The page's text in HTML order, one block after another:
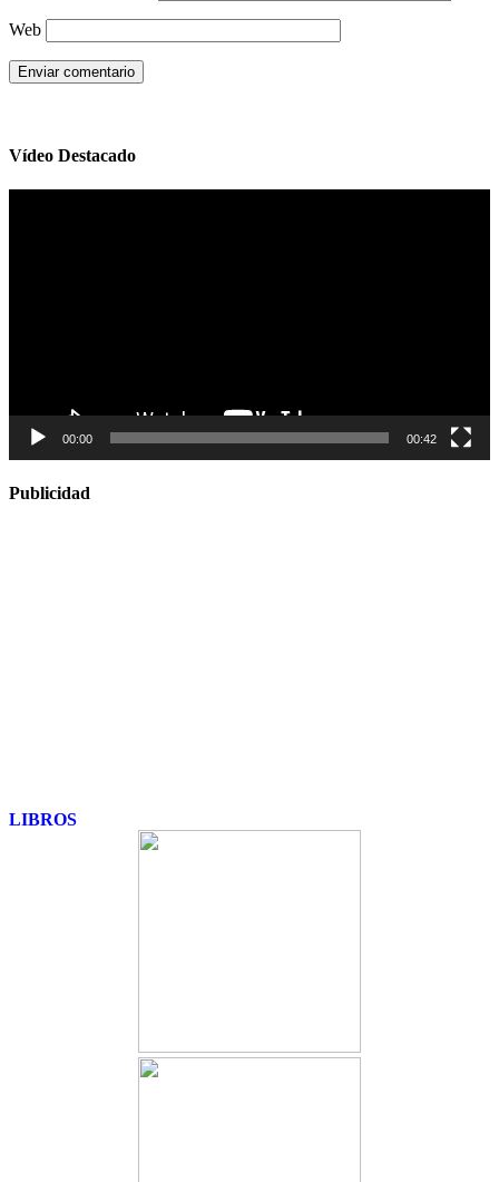
Web
Vídeo Destacado
00:00 00:42
Publicidad
LIBROS